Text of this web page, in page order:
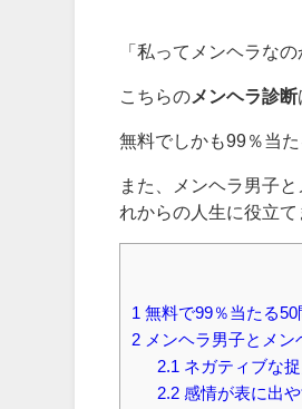
「私ってメンヘラな
こちらのメンヘラ診断
無料でしかも99％当
また、メンヘラ男子
れからの人生に役立て
1 無料で99％当たる
2 メンヘラ男子とメ
2.1 ネガティブな
2.2 感情が表に出